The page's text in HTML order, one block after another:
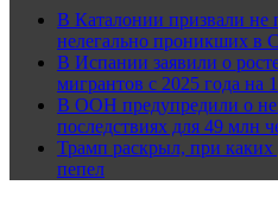
В Каталонии призвали не
нелегально проникших в
В Испании заявили о
мигрантов с 2025 года на
В ООН предупредили о
последствиях для 49 млн
Трамп раскрыл, при
пепел